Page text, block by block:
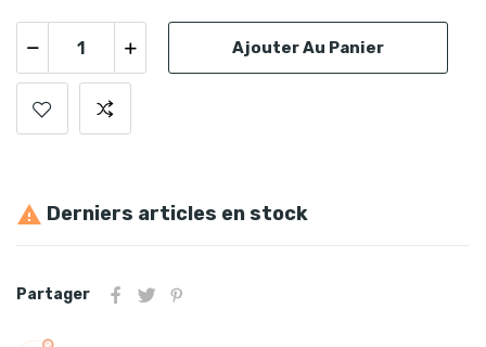
Ajouter Au Panier
 Derniers articles en stock
Partager